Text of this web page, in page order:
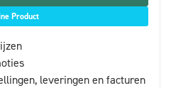
Product
leveringen en facturen